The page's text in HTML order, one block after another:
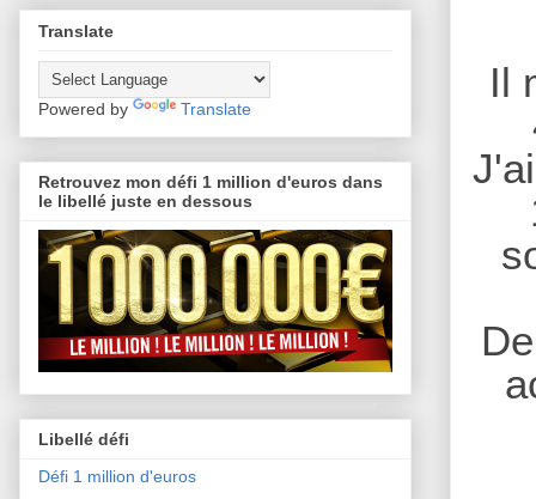
Il
Translate
Powered by Translate
Retrouvez mon défi 1 million d'euros dans
le libellé juste en dessous
Libellé défi
Défi 1 million d'euros